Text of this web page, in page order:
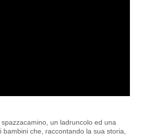
un ladruncolo ed una
che, raccontando la sua storia,